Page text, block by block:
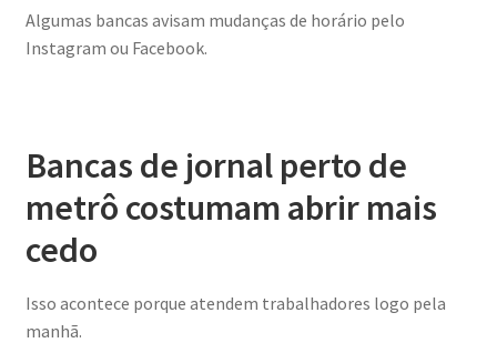
Algumas bancas avisam mudanças de horário pelo
Instagram ou Facebook.
Bancas de jornal perto de
metrô costumam abrir mais
cedo
Isso acontece porque atendem trabalhadores logo pela
manhã.